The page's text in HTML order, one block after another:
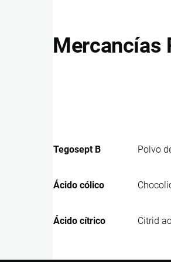
Mercancías
Tegosept B Polvo
Ácido cólico
Ácido cítrico Citrid